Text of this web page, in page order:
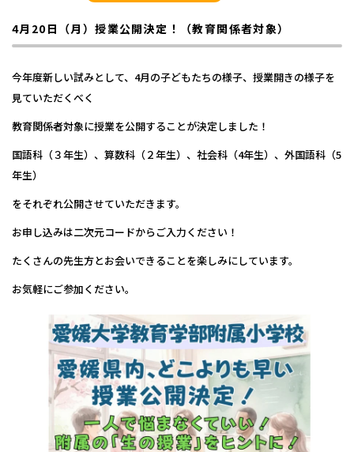
4月20日（月）授業公開決定！（教育関係者対象）
今年度新しい試みとして、4月の子どもたちの様子、授業開きの様子を
見ていただくべく
教育関係者対象に授業を公開することが決定しました！
国語科（３年生）、算数科（２年生）、社会科（4年生）、外国語科（5
年生）
をそれぞれ公開させていただきます。
お申し込みは二次元コードからご入力ください！
たくさんの先生方とお会いできることを楽しみにしています。
お気軽にご参加ください。